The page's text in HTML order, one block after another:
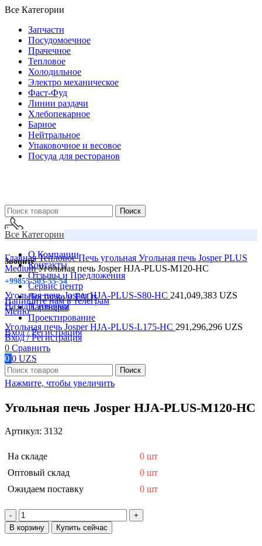
Все Категории
Запчасти
Посудомоечное
Прачечное
Тепловое
Холодильное
Электро механическое
Фаст-Фуд
Линии раздачи
Хлебопекарное
Барное
Нейтральное
Упаковочное и весовое
Посуда для ресторанов
Поиск
Звоните
+99855-503-55-54
Напишите нам в телеграм
Меню
Вход / Регистрация
Все Категории
О Компании
Контакты
Отзывы и Предложения
Сервис центр
Доставка и FAQs
Партнеры
Проектирование
Вход / Регистрация
0 Сравнить
0 0 UZS
Поиск
ГлавнаяТепловоеПечь угольная Угольная печь Josper PLUS
MediumУгольная печь Josper HJA-PLUS-M120-HC
Угольная печь Josper HJA-PLUS-S80-HC 241,049,383 UZS
Назад к товарам
Угольная печь Josper HJA-PLUS-L175-HC 291,296,296 UZS
Нажмите, чтобы увеличить
Угольная печь Josper HJA-PLUS-M120-HC
Артикул: 3132
На складе
0 шт
Оптовый склад
0 шт
Ожидаем поставку
0 шт
Количество
товара
Угольная
В корзину Купить сейчас